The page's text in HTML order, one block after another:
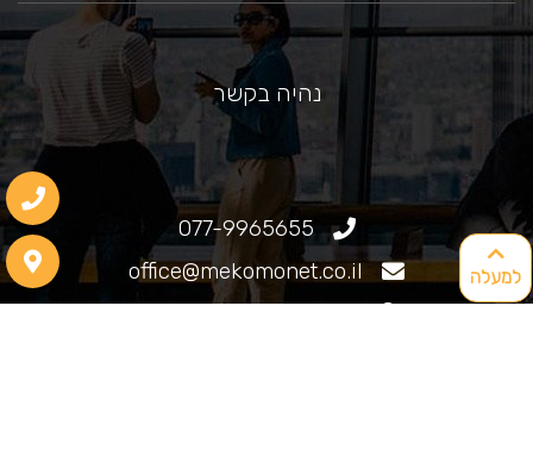
למעלה
נהיה בקשר
077-9965655
office@mekomonet.co.il